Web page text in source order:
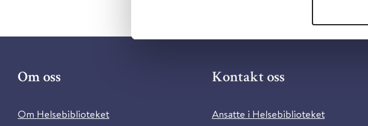
Om oss
Om Helsebiblioteket
Kontakt oss
Ansatte i Helsebiblioteket